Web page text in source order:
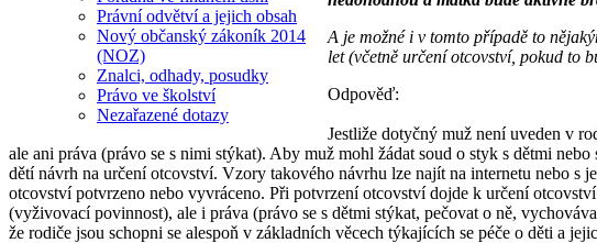
Právní odvětví a jejich obsah
Nový občanský zákoník 2014
(NOZ)
Znalci, odhady, posudky
Právo ve školství
Nezařazené dotazy
A je možné i v tomto případě to
let (včetně určení otcovství, pokud to
Odpověď:
Jestliže dotyčný muž není uveden v
ale ani práva (právo se s nimi stýkat). Aby muž mohl žádat soud o styk s dětmi
dětí návrh na určení otcovství. Vzory takového návrhu lze najít na internetu nebo s
otcovství potvrzeno nebo vyvráceno. Při potvrzení otcovství dojde k určení
(vyživovací povinnost), ale i práva (právo se s dětmi stýkat, pečovat o ně,
že rodiče jsou schopni se alespoň v základních věcech týkajících se péče o děti a